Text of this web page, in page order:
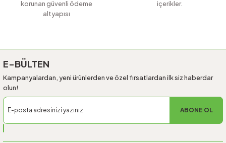
korunan güvenli ödeme
altyapısı
içerikler.
E-BÜLTEN
Kampanyalardan, yeni ürünlerden ve özel fırsatlardan ilk siz haberdar
olun!
ABONE OL